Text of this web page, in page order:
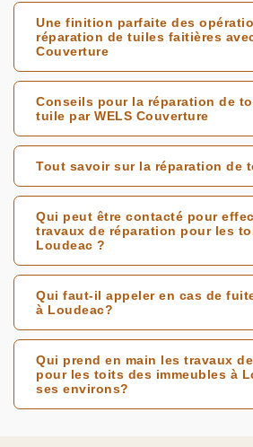
Une finition parfaite des
réparation de tuiles faitières
Couverture
Conseils pour la réparation de
tuile par WELS Couverture
Tout savoir sur la réparation de
Qui peut être contacté pour
travaux de réparation pour les
Loudeac ?
Qui faut-il appeler en cas de
à Loudeac?
Qui prend en main les travaux
pour les toits des immeubles à
ses environs?